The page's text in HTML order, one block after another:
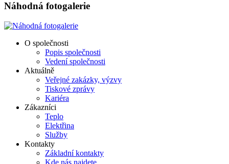
Náhodná fotogalerie
O společnosti
Popis společnosti
Vedení společnosti
Aktuálně
Veřejné zakázky, výzvy
Tiskové zprávy
Kariéra
Zákazníci
Teplo
Elektřina
Služby
Kontakty
Základní kontakty
Kde nás najdete.